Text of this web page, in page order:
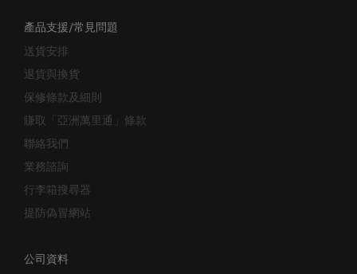
產品支援/常見問題
送貨安排
退貨與換貨
保修條款及細則
賺取「亞洲萬里通」條款
聯絡我們
業務諮詢
行李箱搜尋器
提防偽冒網站
公司資料